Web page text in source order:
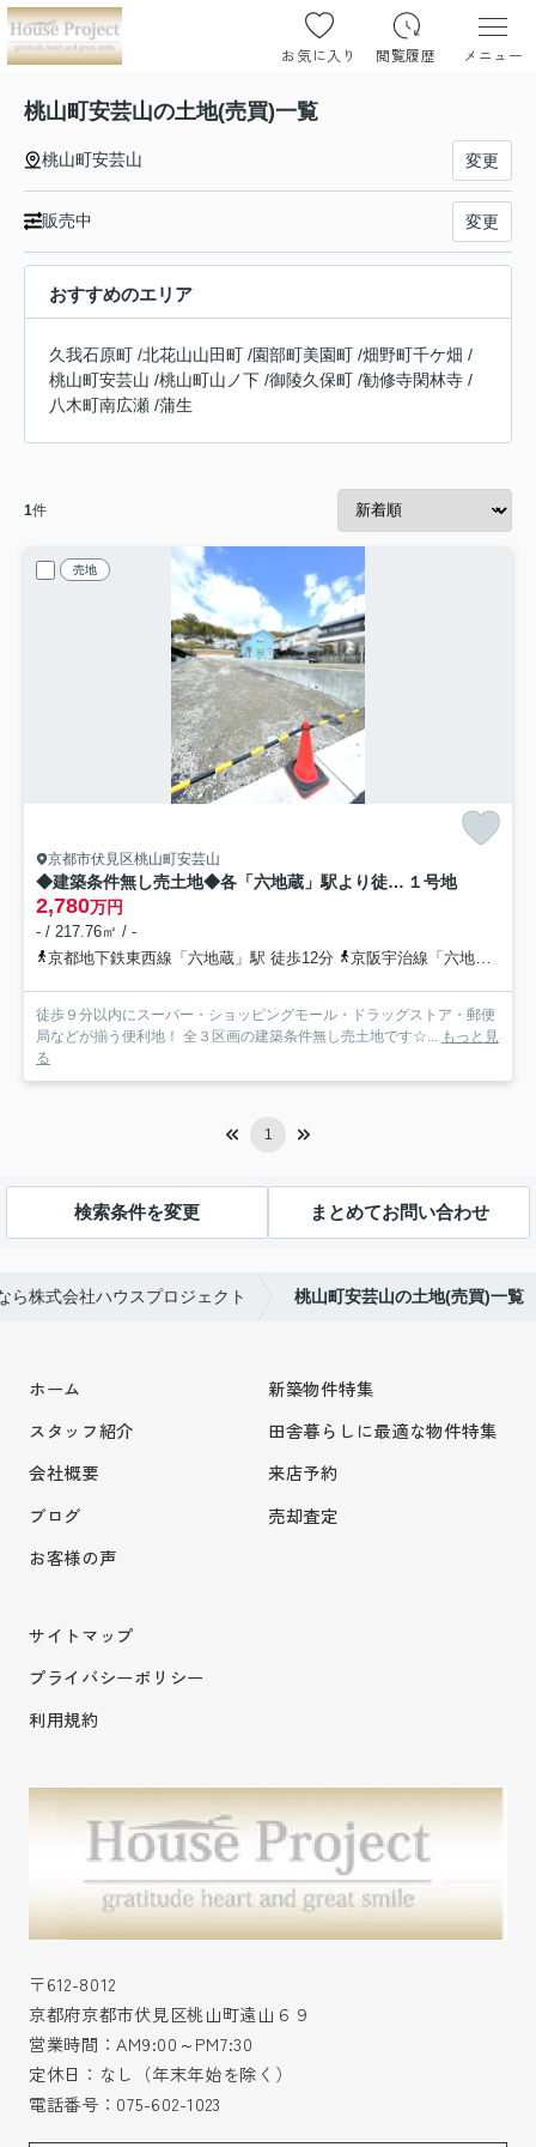
お気に入り 閲覧履歴 メニュー
桃山町安芸山の土地(売買)一覧
桃山町安芸山 変更
販売中 変更
おすすめのエリア
久我石原町 /北花山山田町 /園部町美園町 /畑野町千ケ畑 /
桃山町安芸山 /桃山町山ノ下 /御陵久保町 /勧修寺閑林寺 /
八木町南広瀬 /蒲生
1件
売地
京都市伏見区桃山町安芸山
◆建築条件無し売土地◆各「六地蔵」駅より徒歩圏内◆陽当たり・通風良好◆伏見区桃山町安芸山 １号地
2,780万円
- / 217.76㎡ / -
京都地下鉄東西線「六地蔵」駅 徒歩12分
京阪宇治線「六地蔵」駅 徒歩13分
徒歩９分以内にスーパー・ショッピングモール・ドラッグストア・郵便
局などが揃う便利地！ 全３区画の建築条件無し売土地です☆...
もっと見
る
1
検索条件を変更 まとめてお問い合わせ
ら株式会社ハウスプロジェクト 桃山町安芸山の土地(売買)一覧
ホーム
スタッフ紹介
会社概要
ブログ
お客様の声
新築物件特集
田舎暮らしに最適な物件特集
来店予約
売却査定
サイトマップ
プライバシーポリシー
利用規約
〒612-8012
京都府京都市伏見区桃山町遠山６９
営業時間：AM9:00～PM7:30
定休日：なし（年末年始を除く）
電話番号： 075-602-1023